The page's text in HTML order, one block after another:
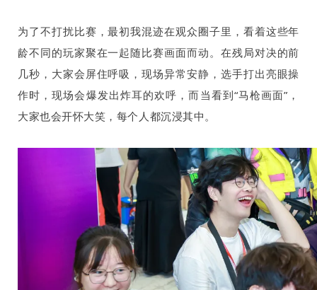
为了不打扰比赛，最初我混迹在观众圈子里，看着这些年
龄不同的玩家聚在一起随比赛画面而动。在残局对决的前
几秒，大家会屏住呼吸，现场异常安静，选手打出亮眼操
作时，现场会爆发出炸耳的欢呼，而当看到“马枪画面”，
大家也会开怀大笑，每个人都沉浸其中。